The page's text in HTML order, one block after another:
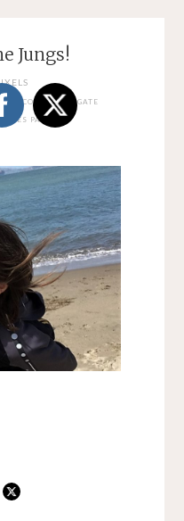
Jungs!
GOLDEN GATE
PARK